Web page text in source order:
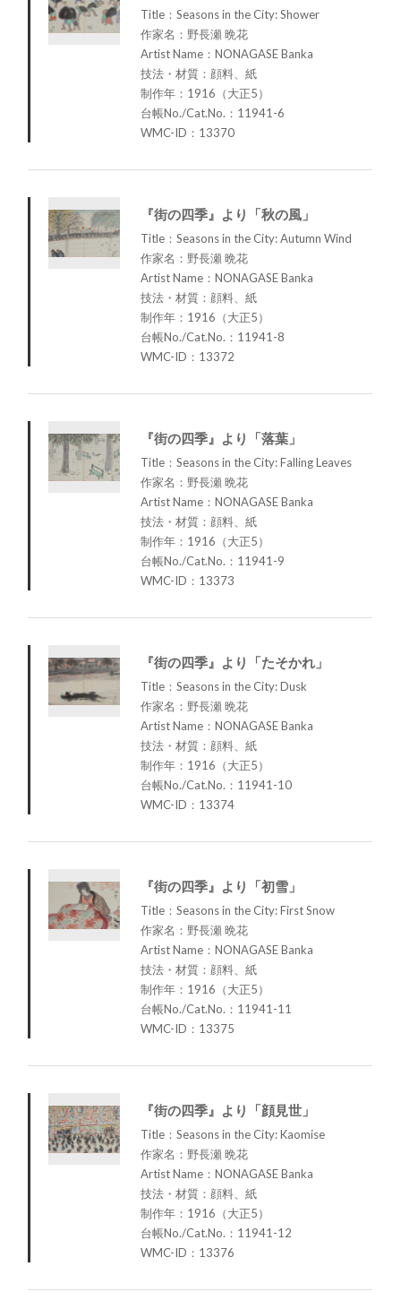
Title：Seasons in the City: Shower
作家名：野長瀬 晩花
Artist Name：NONAGASE Banka
技法・材質：顔料、紙
制作年：1916（大正5）
台帳No./Cat.No.：11941-6
WMC-ID：13370
『街の四季』より「秋の風」
Title：Seasons in the City: Autumn Wind
作家名：野長瀬 晩花
Artist Name：NONAGASE Banka
技法・材質：顔料、紙
制作年：1916（大正5）
台帳No./Cat.No.：11941-8
WMC-ID：13372
『街の四季』より「落葉」
Title：Seasons in the City: Falling Leaves
作家名：野長瀬 晩花
Artist Name：NONAGASE Banka
技法・材質：顔料、紙
制作年：1916（大正5）
台帳No./Cat.No.：11941-9
WMC-ID：13373
『街の四季』より「たそかれ」
Title：Seasons in the City: Dusk
作家名：野長瀬 晩花
Artist Name：NONAGASE Banka
技法・材質：顔料、紙
制作年：1916（大正5）
台帳No./Cat.No.：11941-10
WMC-ID：13374
『街の四季』より「初雪」
Title：Seasons in the City: First Snow
作家名：野長瀬 晩花
Artist Name：NONAGASE Banka
技法・材質：顔料、紙
制作年：1916（大正5）
台帳No./Cat.No.：11941-11
WMC-ID：13375
『街の四季』より「顔見世」
Title：Seasons in the City: Kaomise
作家名：野長瀬 晩花
Artist Name：NONAGASE Banka
技法・材質：顔料、紙
制作年：1916（大正5）
台帳No./Cat.No.：11941-12
WMC-ID：13376